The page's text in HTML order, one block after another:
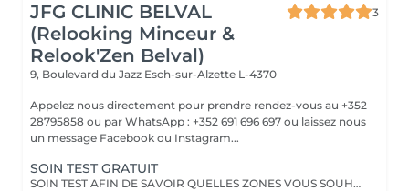
JFG CLINIC BELVAL
(Relooking Minceur &
Relook'Zen Belval)
3
9, Boulevard du Jazz Esch-sur-Alzette L-4370
Appelez nous directement pour prendre rendez-vous au +352
28795858 ou par WhatsApp : +352 691 696 697 ou laissez nous
un message Facebook ou Instagram...
SOIN TEST GRATUIT
SOIN TEST AFIN DE SAVOIR QUELLES ZONES VOUS SOUHAITEZ EPILER DEFINITIVEMENT